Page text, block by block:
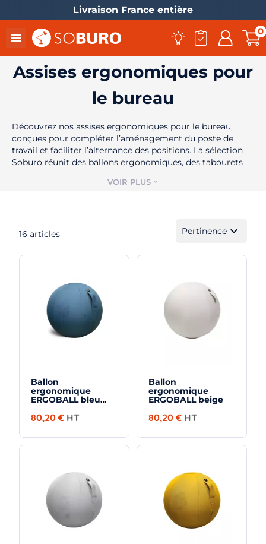
Livraison France entière
 0
Assises ergonomiques pour
le bureau
Découvrez nos assises ergonomiques pour le bureau,
conçues pour compléter l’aménagement du poste de
travail et faciliter l’alternance des positions. La sélection
Soburo réunit des ballons ergonomiques, des tabourets
différents usages professionnels.
compatibilité avec votre bureau ou votre siège actuel.
unechaise de bureau professionnellepour une
VOIR PLUS expand_more
16 articles Pertinence expand_more
Ballon
ergonomique
ERGOBALL bleu
80,20 € HT
Ballon
ergonomique
ERGOBALL beige
80,20 € HT